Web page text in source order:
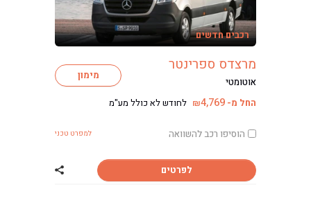
רכבים חדשים
מרצדס ספרינטר
אוטומטי מימון
החל מ- ₪4,769 לחודש לא כולל מע"מ
הוסיפו רכב להשוואה למפרט טכני
לפרטים שתף רכב